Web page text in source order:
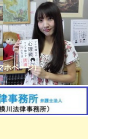
ホページ)